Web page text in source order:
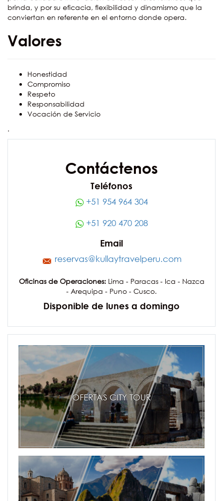
brinda, y por su eficacia, flexibilidad y dinamismo que la
conviertan en referente en el entorno donde opera.
Valores
Honestidad
Compromiso
Respeto
Responsabilidad
Vocación de Servicio
.
Contáctenos
Teléfonos
+51 954 964 304
+51 920 470 208
Email
reservas@kullaytravelperu.com
Oficinas de Operaciones:Lima - Paracas - Ica - Nazca
- Arequipa - Puno - Cusco.
Disponible de lunes a domingo
OFERTAS CITY TOUR